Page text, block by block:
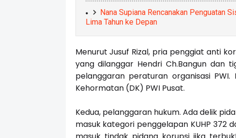
Nana Supiana Rencanakan Penguatan
Lima Tahun ke Depan
Menurut Jusuf Rizal, pria penggiat anti
yang dilanggar Hendri Ch.Bangun dan
pelanggaran peraturan organisasi
Kehormatan (DK) PWI Pusat.
Kedua, pelanggaran hukum. Ada delik
masuk kategori penggelapan KUHP 372